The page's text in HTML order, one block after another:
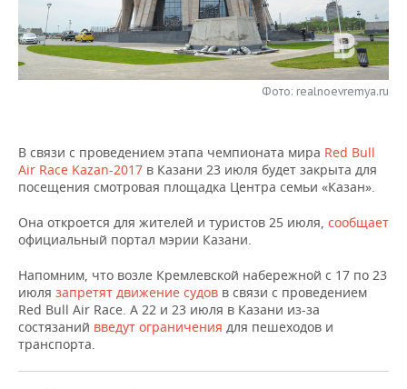
ИНВЕСТИЦИИ
НЕФТЕХИМИЯ
НЕФТЬ
ЭНЕРГЕТИКА
НОВОСТИ БИЗНЕСА
РОЗНИЧНАЯ ТОРГОВЛЯ
ТЕХНОЛОГИИ
НОВОСТИ ТЕХНОЛОГИЙ
ТЕЛЕКОММУНИКАЦИИ
МЕРОПРИЯТИЯ
БИЗНЕС-БРАНЧИ
ONLINE-КОНФЕРЕНЦИИ
ФУТБОЛ
ХОККЕЙ
ВОЛЕЙБОЛ
КИБЕРСПОРТ
НОВОСТИ ОБЩЕСТВА
ВЛАСТЬ
ИСТОРИЯ
КУЛЬТУРА
ФОТОГАЛЕРЕЯ
СЮЖЕТЫ
СПИСОК ПЕРСОН
СПИСОК КОМПАНИЙ
ПОЛНАЯ ВЕРСИЯ
Фото: realnoevremya.ru
В связи с проведением этапа чемпионата мира Red Bull
Air Race Kazan-2017 в Казани 23 июля будет закрыта для
посещения смотровая площадка Центра семьи «Казан».
Она откроется для жителей и туристов 25 июля, сообщает
официальный портал мэрии Казани.
Напомним, что возле Кремлевской набережной с 17 по 23
июля запретят движение судов в связи с проведением
Red Bull Air Race. А 22 и 23 июля в Казани из-за
состязаний введут ограничения для пешеходов и
транспорта.